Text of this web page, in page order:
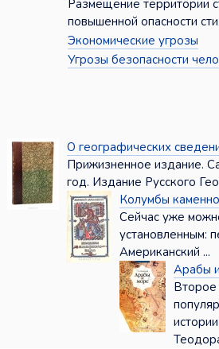
Размещение территории
повышенной опасности
Экономические угрозы
Угрозы безопасности
О географических
Прижизненное издание.
год. Издание Русского
Колумбы
Сейчас уже
установленным:
Американский ...
Арабы
Второе